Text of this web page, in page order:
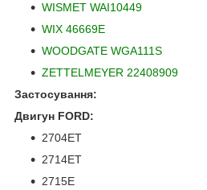
WISMET WAI10449
WIX 46669E
WOODGATE WGA111S
ZETTELMEYER 22408909
Застосування:
Двигун FORD:
2704ET
2714ET
2715E